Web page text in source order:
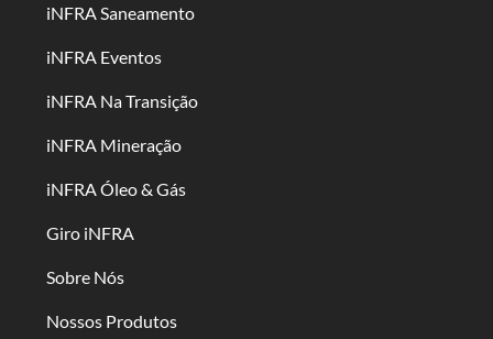
iNFRA Saneamento
iNFRA Eventos
iNFRA Na Transição
iNFRA Mineração
iNFRA Óleo & Gás
Giro iNFRA
Sobre Nós
Nossos Produtos